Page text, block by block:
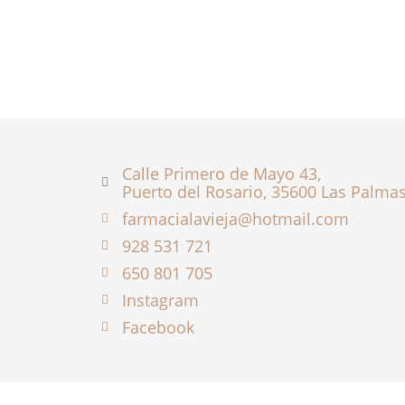
Calle Primero de Mayo 43,
Puerto del Rosario, 35600 Las
farmacialavieja@hotmail.com
928 531 721
650 801 705
Instagram
Facebook